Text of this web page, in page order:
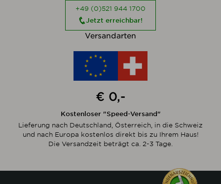
+49 (0)521 944 1700
Jetzt erreichbar!
Versandarten
€ 0,-
Kostenloser "Speed-Versand"
Lieferung nach Deutschland, Österreich, in die Schweiz
und nach Europa kostenlos direkt bis zu Ihrem Haus!
Die Versandzeit beträgt ca. 2-3 Tage.